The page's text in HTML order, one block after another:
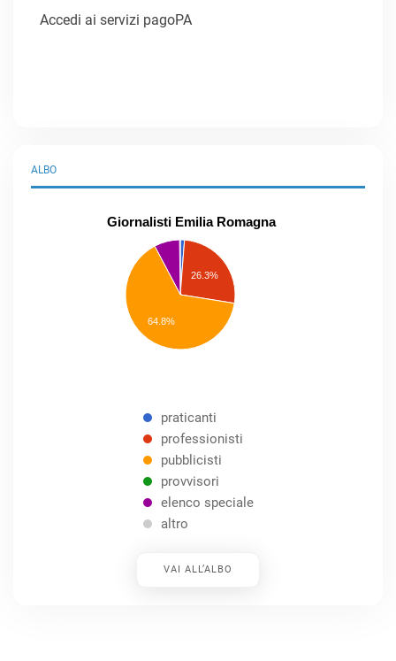
Accedi ai servizi pagoPA
ALBO
Giornalisti Emilia Romagna
26.3%
64.8%
praticanti
professionisti
pubblicisti
provvisori
elenco speciale
altro
VAI ALL’ALBO